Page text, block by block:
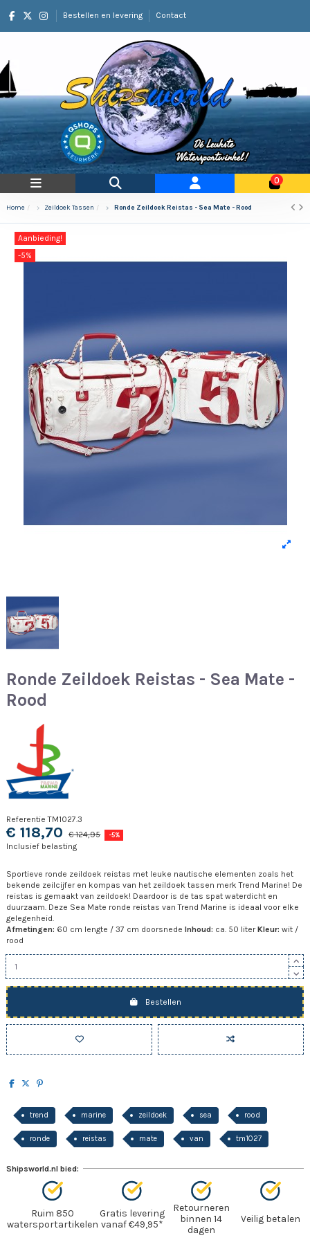
Bestellen en levering Contact
0
Home Zeildoek Tassen Ronde Zeildoek Reistas - Sea Mate - Rood
Aanbieding!
-5%
Ronde Zeildoek Reistas - Sea Mate -
Rood
Referentie TM1027.3
€ 118,70 € 124,95 -5%
Inclusief belasting
Sportieve ronde zeildoek reistas met leuke nautische elementen zoals het
bekende zeilcijfer en kompas van het zeildoek tassen merk Trend Marine! De
reistas is gemaakt van zeildoek! Daardoor is de tas spat waterdicht en
duurzaam. Deze Sea Mate ronde reistas van Trend Marine is ideaal voor elke
gelegenheid.
Afmetingen: 60 cm lengte / 37 cm doorsnede Inhoud: ca. 50 literKleur: wit /
rood
Bestellen
trend marine zeildoek sea rood
ronde reistas mate van tm1027
Shipsworld.nl bied:
Ruim 850
watersportartikelen
Gratis levering
vanaf €49,95*
Retourneren
binnen 14
dagen
Veilig betalen